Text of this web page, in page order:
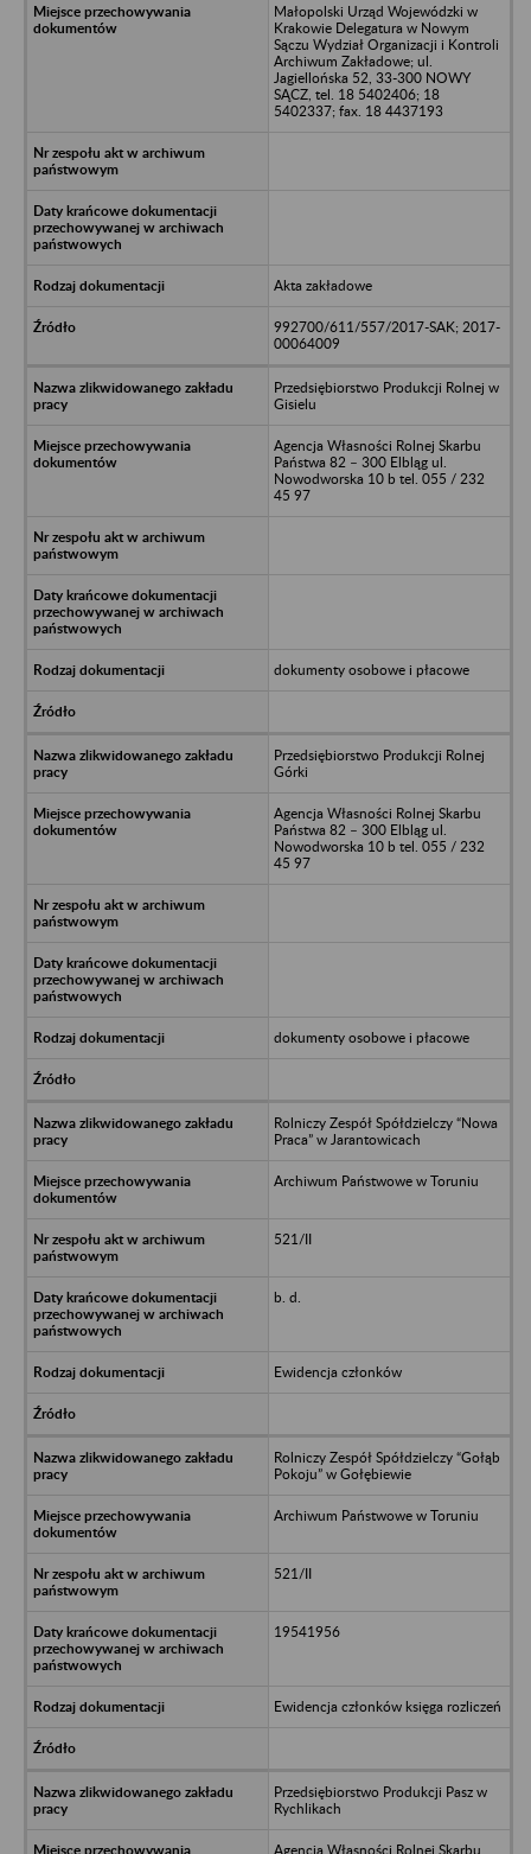
Małopolski Urząd Wojewódzki w
Krakowie Delegatura w Nowym
Sączu Wydział Organizacji i Kontroli
Archiwum Zakładowe; ul.
Jagiellońska 52, 33-300 NOWY
SĄCZ, tel. 18 5402406; 18
5402337; fax. 18 4437193
Akta zakładowe
992700/611/557/2017-SAK; 2017-
00064009
Przedsiębiorstwo Produkcji Rolnej w
Gisielu
Agencja Własności Rolnej Skarbu
Państwa 82 – 300 Elbląg ul.
Nowodworska 10 b tel. 055 / 232
45 97
dokumenty osobowe i płacowe
Przedsiębiorstwo Produkcji Rolnej
Górki
Agencja Własności Rolnej Skarbu
Państwa 82 – 300 Elbląg ul.
Nowodworska 10 b tel. 055 / 232
45 97
dokumenty osobowe i płacowe
Rolniczy Zespół Spółdzielczy “Nowa
Praca” w Jarantowicach
Archiwum Państwowe w Toruniu
521/II
b. d.
Ewidencja członków
Rolniczy Zespół Spółdzielczy “Gołąb
Pokoju” w Gołębiewie
Archiwum Państwowe w Toruniu
521/II
19541956
Ewidencja członków księga rozliczeń
Przedsiębiorstwo Produkcji Pasz w
Rychlikach
Agencja Własności Rolnej Skarbu